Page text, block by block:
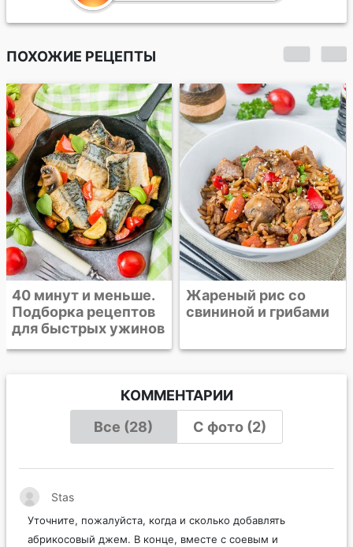
ПОХОЖИЕ РЕЦЕПТЫ
Жареный рис со
свининой и грибами
Стир-фрай из
курицы с грибами и
сладким перцем
КОММЕНТАРИИ
Все (28)
С фото (2)
Stas
Уточните, пожалуйста, когда и сколько добавлять
абрикосовый джем. В конце, вместе с соевым и